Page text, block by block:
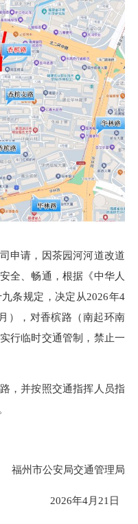
申请，因茶园河河道改道
全、畅通，根据《中华人
条规定，决定从2026年4
），对香槟路（南起环南
行临时交通管制，禁止一
，并按照交通指挥人员指
福州市公安局交通管理局
2026年4月21日